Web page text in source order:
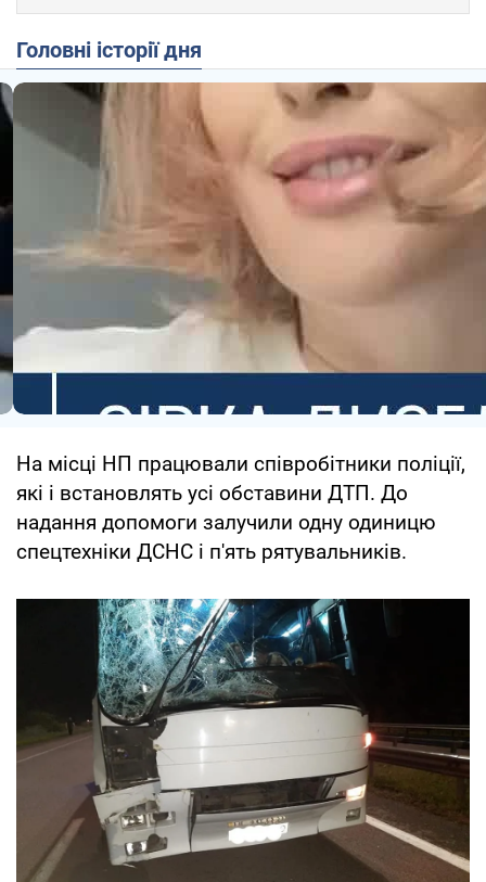
Головні історії дня
На місці НП працювали співробітники поліції,
які і встановлять усі обставини ДТП. До
надання допомоги залучили одну одиницю
спецтехніки ДСНС і п'ять рятувальників.